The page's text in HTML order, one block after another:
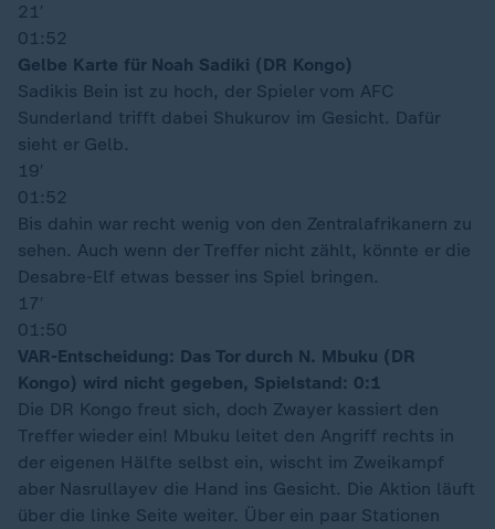
21′
01:52
Gelbe Karte für Noah Sadiki (DR Kongo)
Sadikis Bein ist zu hoch, der Spieler vom AFC
Sunderland trifft dabei Shukurov im Gesicht. Dafür
sieht er Gelb.
19′
01:52
Bis dahin war recht wenig von den Zentralafrikanern zu
sehen. Auch wenn der Treffer nicht zählt, könnte er die
Desabre-Elf etwas besser ins Spiel bringen.
17′
01:50
VAR-Entscheidung: Das Tor durch N. Mbuku (DR
Kongo) wird nicht gegeben, Spielstand: 0:1
Die DR Kongo freut sich, doch Zwayer kassiert den
Treffer wieder ein! Mbuku leitet den Angriff rechts in
der eigenen Hälfte selbst ein, wischt im Zweikampf
aber Nasrullayev die Hand ins Gesicht. Die Aktion läuft
über die linke Seite weiter. Über ein paar Stationen